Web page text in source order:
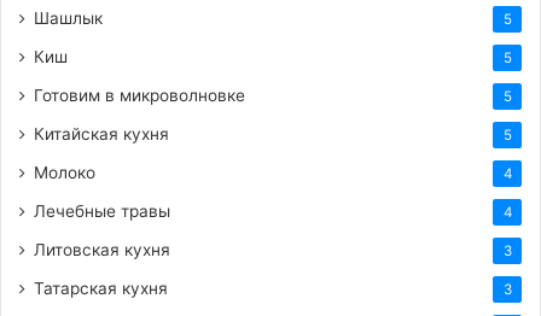
Шашлык 5
Киш 5
Готовим в микроволновке 5
Китайская кухня 5
Молоко 4
Лечебные травы 4
Литовская кухня 3
Татарская кухня 3